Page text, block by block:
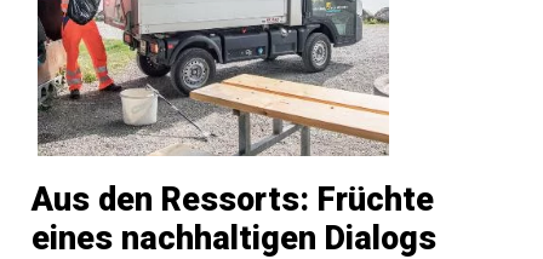
Aus den Ressorts: Früchte
eines nachhaltigen Dialogs